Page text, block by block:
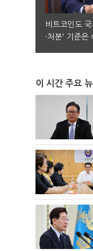
비트코인도
·처분' 기준은
이 시간 주요